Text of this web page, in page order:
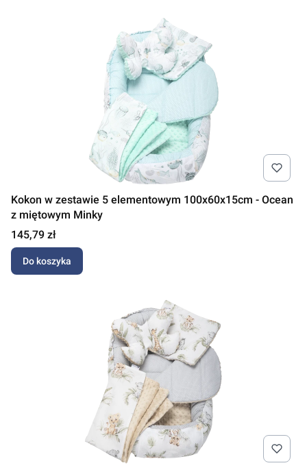
Kokon w zestawie 5 elementowym 100x60x15cm - Ocean
z miętowym Minky
Cena
145,79 zł
Do koszyka